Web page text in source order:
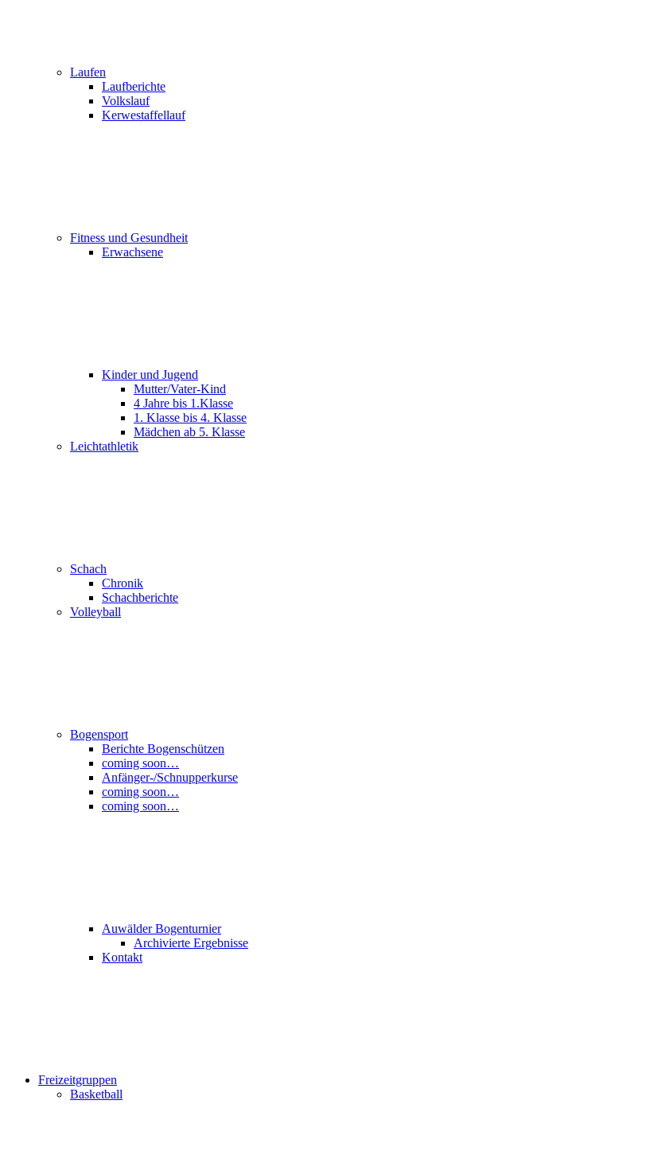
Laufen
Laufberichte
Volkslauf
Kerwestaffellauf
Fitness und Gesundheit
Erwachsene
Kinder und Jugend
Mutter/Vater-Kind
4 Jahre bis 1.Klasse
1. Klasse bis 4. Klasse
Mädchen ab 5. Klasse
Leichtathletik
Schach
Chronik
Schachberichte
Volleyball
Bogensport
Berichte Bogenschützen
coming soon…
Anfänger-/Schnupperkurse
coming soon…
coming soon…
Auwälder Bogenturnier
Archivierte Ergebnisse
Kontakt
Freizeitgruppen
Basketball